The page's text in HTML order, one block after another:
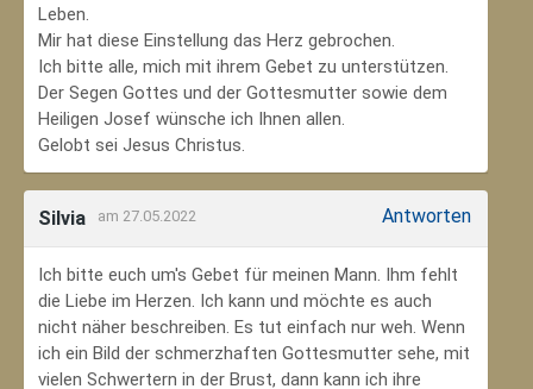
Leben.
Mir hat diese Einstellung das Herz gebrochen.
Ich bitte alle, mich mit ihrem Gebet zu unterstützen.
Der Segen Gottes und der Gottesmutter sowie dem
Heiligen Josef wünsche ich Ihnen allen.
Gelobt sei Jesus Christus.
Silvia am 27.05.2022 Antworten
Ich bitte euch um's Gebet für meinen Mann. Ihm fehlt
die Liebe im Herzen. Ich kann und möchte es auch
nicht näher beschreiben. Es tut einfach nur weh. Wenn
ich ein Bild der schmerzhaften Gottesmutter sehe, mit
vielen Schwertern in der Brust, dann kann ich ihre